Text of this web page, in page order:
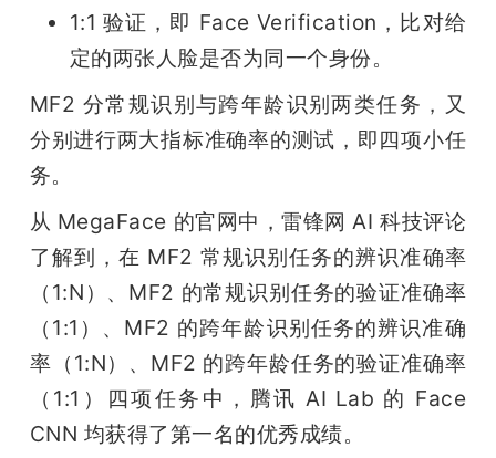
1:1 验证，即 Face Verification，比对给
定的两张人脸是否为同一个身份。
MF2 分常规识别与跨年龄识别两类任务，又
分别进行两大指标准确率的测试，即四项小任
务。
从 MegaFace 的官网中，雷锋网 AI 科技评论
了解到，在 MF2 常规识别任务的辨识准确率
（1:N）、MF2 的常规识别任务的验证准确率
（1:1）、MF2 的跨年龄识别任务的辨识准确
率（1:N）、MF2 的跨年龄任务的验证准确率
（1:1）四项任务中，腾讯 AI Lab 的 Face
CNN 均获得了第一名的优秀成绩。